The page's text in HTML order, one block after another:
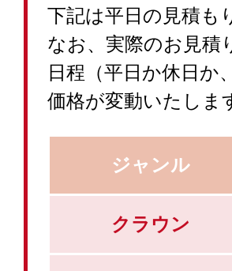
下記は平日の見積も
なお、実際のお見積
日程（平日か休日か
価格が変動いたしま
ジャンル
クラウン